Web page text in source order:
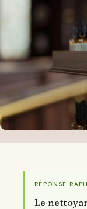
RÉPONSE
Le